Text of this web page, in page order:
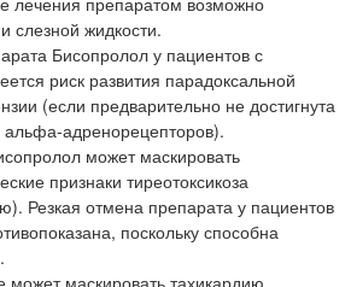
слезной жидкости.
Бисопролол у пациентов с
риск развития парадоксальной
(если предварительно не достигнута
адренорецепторов).
может маскировать
признаки тиреотоксикоза
Резкая отмена препарата у пациентов
поскольку способна